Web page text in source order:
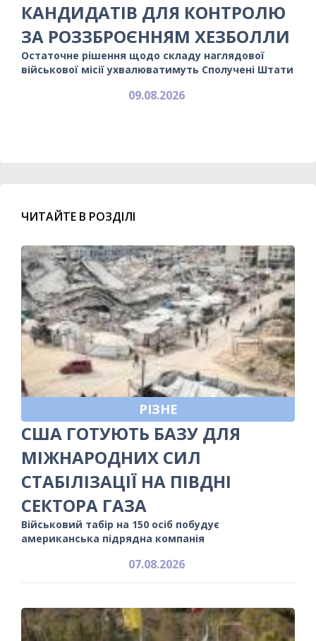
КАНДИДАТІВ ДЛЯ КОНТРОЛЮ
ЗА РОЗЗБРОЄННЯМ ХЕЗБОЛЛИ
Остаточне рішення щодо складу наглядової
військової місії ухвалюватимуть Сполучені Штати
09.08.2026
ЧИТАЙТЕ В РОЗДІЛІ
РІЗНЕ
США ГОТУЮТЬ БАЗУ ДЛЯ
МІЖНАРОДНИХ СИЛ
СТАБІЛІЗАЦІЇ НА ПІВДНІ
СЕКТОРА ГАЗА
Військовий табір на 150 осіб побудує
американська підрядна компанія
07.08.2026